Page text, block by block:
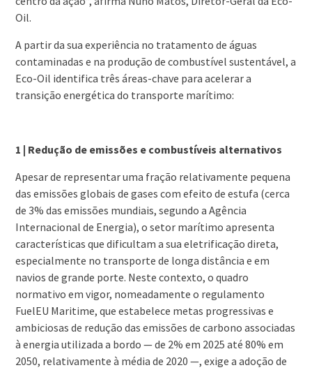
Oil.
A partir da sua experiência no tratamento de águas
contaminadas e na produção de combustível sustentável, a
Eco-Oil identifica três áreas-chave para acelerar a
transição energética do transporte marítimo:
1 | Redução de emissões e combustíveis alternativos
Apesar de representar uma fração relativamente pequena
das emissões globais de gases com efeito de estufa (cerca
de 3% das emissões mundiais, segundo a Agência
Internacional de Energia), o setor marítimo apresenta
características que dificultam a sua eletrificação direta,
especialmente no transporte de longa distância e em
navios de grande porte. Neste contexto, o quadro
normativo em vigor, nomeadamente o regulamento
FuelEU Maritime, que estabelece metas progressivas e
ambiciosas de redução das emissões de carbono associadas
à energia utilizada a bordo — de 2% em 2025 até 80% em
2050, relativamente à média de 2020 —, exige a adoção de